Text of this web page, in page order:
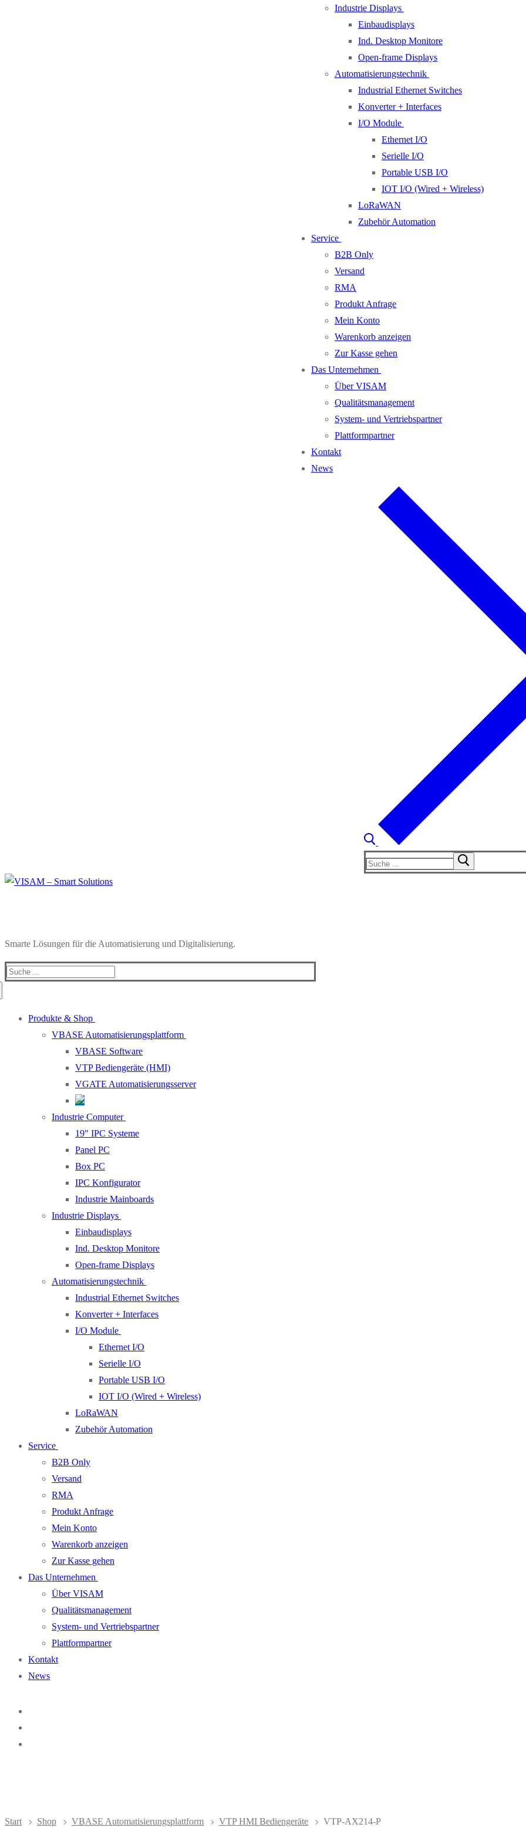
Industrie Displays
Einbaudisplays
Ind. Desktop Monitore
Open-frame Displays
Automatisierungstechnik
Industrial Ethernet Switches
Konverter + Interfaces
I/O Module
Ethernet I/O
Serielle I/O
Portable USB I/O
IOT I/O (Wired + Wireless)
LoRaWAN
Zubehör Automation
Service
B2B Only
Versand
RMA
Produkt Anfrage
Mein Konto
Warenkorb anzeigen
Zur Kasse gehen
Das Unternehmen
Über VISAM
Qualitätsmanagement
System- und Vertriebspartner
Plattformpartner
Kontakt
News
Smarte Lösungen für die Automatisierung und Digitalisierung.
Produkte & Shop
VBASE Automatisierungsplattform
VBASE Software
VTP Bediengeräte (HMI)
VGATE Automatisierungsserver
Industrie Computer
19″ IPC Systeme
Panel PC
Box PC
IPC Konfigurator
Industrie Mainboards
Industrie Displays
Einbaudisplays
Ind. Desktop Monitore
Open-frame Displays
Automatisierungstechnik
Industrial Ethernet Switches
Konverter + Interfaces
I/O Module
Ethernet I/O
Serielle I/O
Portable USB I/O
IOT I/O (Wired + Wireless)
LoRaWAN
Zubehör Automation
Service
B2B Only
Versand
RMA
Produkt Anfrage
Mein Konto
Warenkorb anzeigen
Zur Kasse gehen
Das Unternehmen
Über VISAM
Qualitätsmanagement
System- und Vertriebspartner
Plattformpartner
Kontakt
News
Start Shop VBASE Automatisierungsplattform VTP HMI Bediengeräte VTP-AX214-P